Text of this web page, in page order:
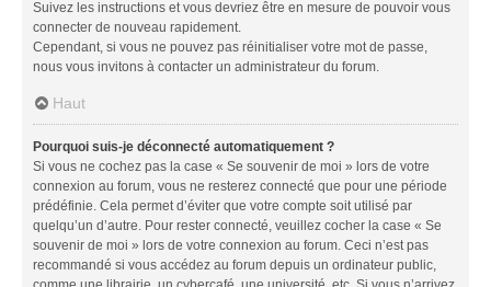
Suivez les instructions et vous devriez être en mesure de pouvoir vous
connecter de nouveau rapidement.
Cependant, si vous ne pouvez pas réinitialiser votre mot de passe,
nous vous invitons à contacter un administrateur du forum.
Haut
Pourquoi suis-je déconnecté automatiquement ?
Si vous ne cochez pas la case « Se souvenir de moi » lors de votre
connexion au forum, vous ne resterez connecté que pour une période
prédéfinie. Cela permet d’éviter que votre compte soit utilisé par
quelqu’un d’autre. Pour rester connecté, veuillez cocher la case « Se
souvenir de moi » lors de votre connexion au forum. Ceci n’est pas
recommandé si vous accédez au forum depuis un ordinateur public,